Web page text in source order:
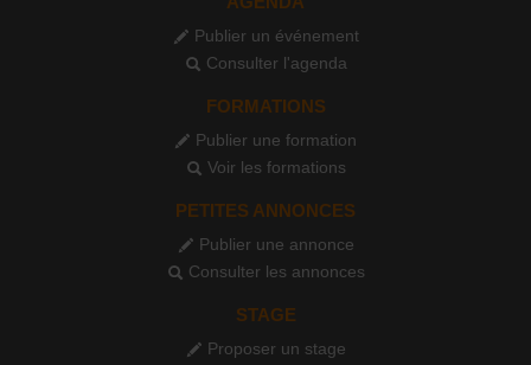
Publier un événement
Consulter l'agenda
FORMATIONS
Publier une formation
Voir les formations
PETITES ANNONCES
Publier une annonce
Consulter les annonces
STAGE
Proposer un stage